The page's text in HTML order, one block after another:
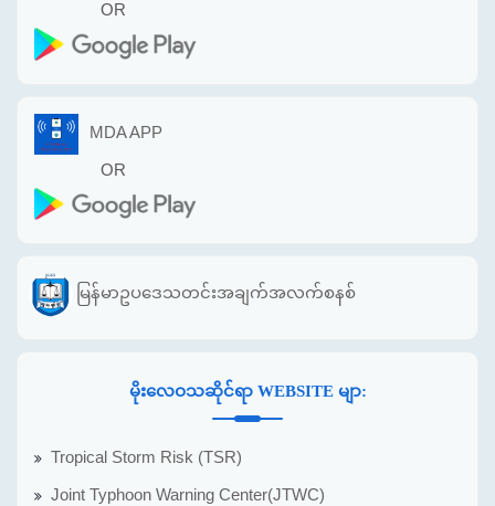
OR
MDA APP
OR
မြန်မာဥပဒေသတင်းအချက်အလက်စနစ်
မိုးလေဝသဆိုင်ရာ WEBSITE မျာ:
Tropical Storm Risk (TSR)
Joint Typhoon Warning Center(JTWC)